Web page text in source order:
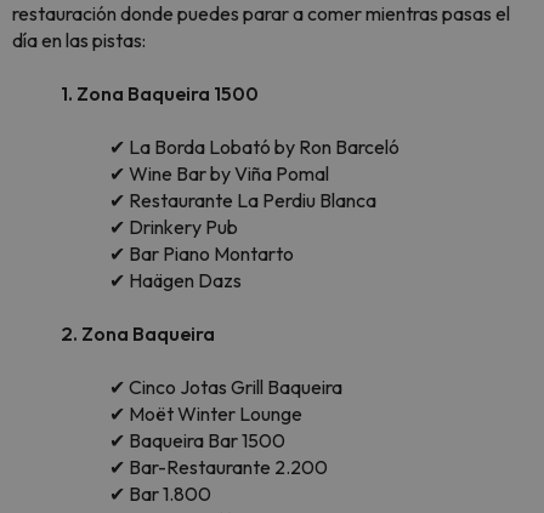
restauración donde puedes parar a comer mientras pasas el
día en las pistas:
1. Zona Baqueira 1500
✔ La Borda Lobató by Ron Barceló
✔ Wine Bar by Viña Pomal
✔ Restaurante La Perdiu Blanca
✔ Drinkery Pub
✔ Bar Piano Montarto
✔ Haägen Dazs
2. Zona Baqueira
✔ Cinco Jotas Grill Baqueira
✔ Moët Winter Lounge
✔ Baqueira Bar 1500
✔ Bar-Restaurante 2.200
✔ Bar 1.800